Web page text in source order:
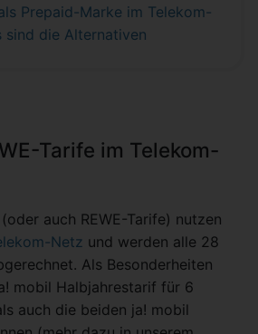
Prepaid-Marke im Telekom-
sind die Alternativen
Tarife im Telekom-
auch REWE-Tarife) nutzen
Netz und werden alle 28
Als Besonderheiten
mobil Halbjahrestarif für 6
auch die beiden ja! mobil